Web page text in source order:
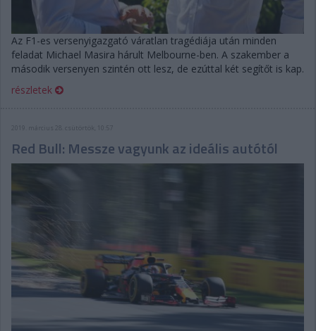
Az F1-es versenyigazgató váratlan tragédiája után minden
feladat Michael Masira hárult Melbourne-ben. A szakember a
második versenyen szintén ott lesz, de ezúttal két segítőt is kap.
részletek
2019. március 28. csütörtök, 10:57
Red Bull: Messze vagyunk az ideális autótól